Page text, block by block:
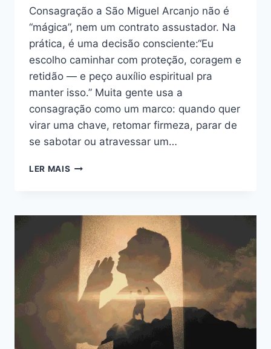
Consagração a São Miguel Arcanjo não é
“mágica”, nem um contrato assustador. Na
prática, é uma decisão consciente:“Eu
escolho caminhar com proteção, coragem e
retidão — e peço auxílio espiritual pra
manter isso.” Muita gente usa a
consagração como um marco: quando quer
virar uma chave, retomar firmeza, parar de
se sabotar ou atravessar um…
LER MAIS CONSAGRAÇÃO
ARCANJO:
SIGNIFICADO
+
COMO
FAZER
(PASSO
A
PASSO)
TEXTO
SIMPLES